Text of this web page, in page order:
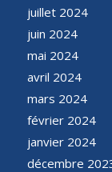
juillet 2024
juin 2024
mai 2024
avril 2024
mars 2024
février 2024
janvier 2024
décembre